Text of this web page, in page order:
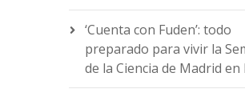
‘Cuenta con Fuden’: todo
preparado para vivir la
de la Ciencia de Madrid en